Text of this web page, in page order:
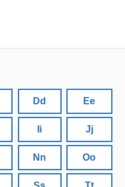
Dd Ee
Ii Jj
Nn Oo